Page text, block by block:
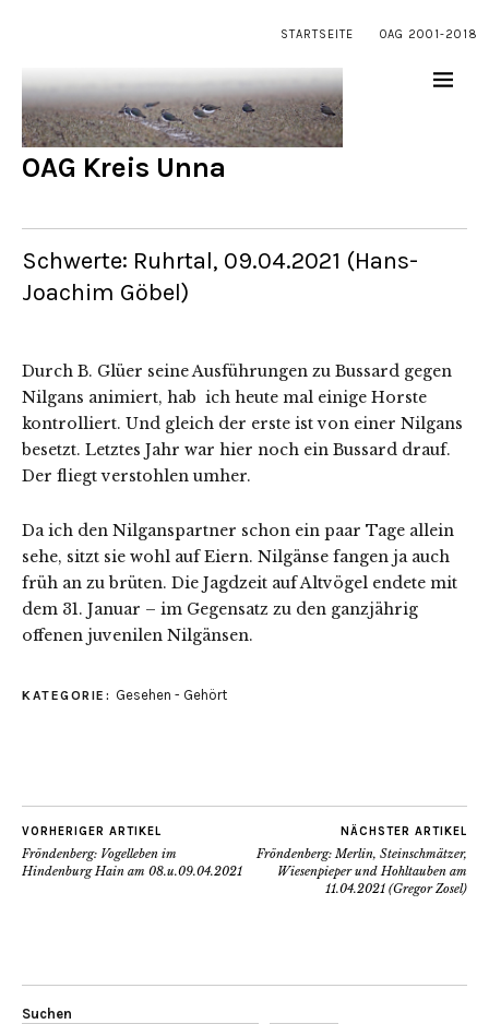
STARTSEITE OAG 2001-2018
OAG Kreis Unna
Schwerte: Ruhrtal, 09.04.2021 (Hans-
Joachim Göbel)
Durch B. Glüer seine Ausführungen zu Bussard gegen
Nilgans animiert, hab ich heute mal einige Horste
kontrolliert. Und gleich der erste ist von einer Nilgans
besetzt. Letztes Jahr war hier noch ein Bussard drauf.
Der fliegt verstohlen umher.
Da ich den Nilganspartner schon ein paar Tage allein
sehe, sitzt sie wohl auf Eiern. Nilgänse fangen ja auch
früh an zu brüten. Die Jagdzeit auf Altvögel endete mit
dem 31. Januar – im Gegensatz zu den ganzjährig
offenen juvenilen Nilgänsen.
KATEGORIE: Gesehen - Gehört
VORHERIGER ARTIKEL
Fröndenberg: Vogelleben im
Hindenburg Hain am 08.u.09.04.2021
NÄCHSTER ARTIKEL
Fröndenberg: Merlin, Steinschmätzer,
Wiesenpieper und Hohltauben am
11.04.2021 (Gregor Zosel)
Suchen